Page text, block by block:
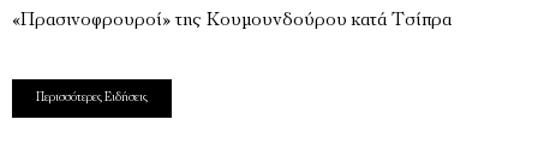
«Πρασινοφρουροί» της Κουμουνδούρου κατά Τσίπρα
Περισσότερες Ειδήσεις